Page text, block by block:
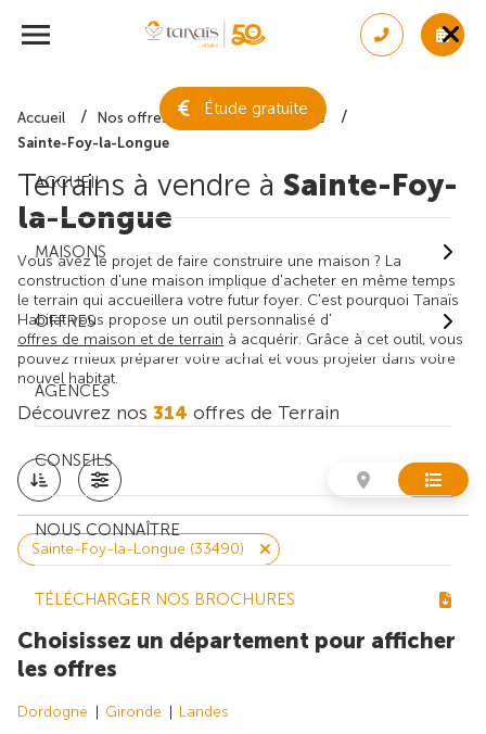
Étude gratuite
ACCUEIL
MAISONS
OFFRES
AGENCES
CONSEILS
NOUS CONNAÎTRE
TÉLÉCHARGER NOS BROCHURES
Accueil Nos offres de terrain
Gironde
Sainte-Foy-la-Longue
Terrains à vendre à Sainte-Foy-
la-Longue
Vous avez le projet de faire construire une maison ? La
construction d'une maison implique d'acheter en même temps
le terrain qui accueillera votre futur foyer. C'est pourquoi Tanaïs
Habitat vous propose un outil personnalisé d'
offres de maison et de terrain à acquérir. Grâce à cet outil, vous
pouvez mieux préparer votre achat et vous projeter dans votre
nouvel habitat.
Découvrez nos 314 offres de Terrain
Sainte-Foy-la-Longue (33490)
Choisissez un département pour afficher
les offres
Dordogne Gironde Landes